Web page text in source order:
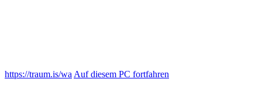
https://traum.is/wa Auf diesem PC fortfahren